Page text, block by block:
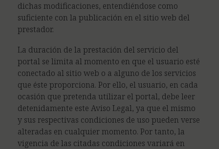
dichas modificaciones, entendiéndose como
suficiente con la publicación en el sitio web del
prestador.
La duración de la prestación del servicio del
portal se limita al momento en que el usuario esté
conectado al sitio web o a alguno de los servicios
que éste proporciona. Por ello, el usuario, en cada
ocasión que pretenda utilizar el portal, debe leer
detenidamente este Aviso Legal, ya que el mismo
y sus respectivas condiciones de uso pueden verse
alteradas en cualquier momento. Por tanto, la
vigencia de las citadas condiciones variará en